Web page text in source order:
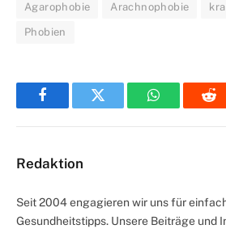
Agarophobie Arachnophobie
Phobien
FacebookTwitter WhatsApp
Redaktion
Seit 2004 engagieren wir uns für
Gesundheitstipps. Unsere Beiträge und